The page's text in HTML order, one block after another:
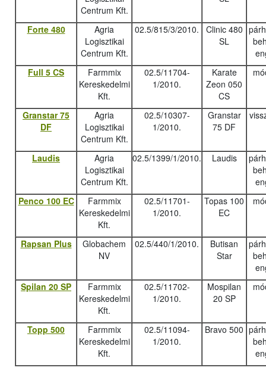
Centrum Kft.
Forte 480
Agria
Logisztikai
Centrum Kft.
02.5/815/3/2010.
Clinic 480
SL
Full 5 CS
Farmmix
Kereskedelmi
Kft.
02.5/11704-
1/2010.
Karate
Zeon 050
CS
Granstar 75
DF
Agria
Logisztikai
Centrum Kft.
02.5/10307-
1/2010.
Granstar
75 DF
Laudis
Agria
Logisztikai
Centrum Kft.
02.5/1399/1/2010. Laudis
Penco 100 EC
Farmmix
Kereskedelmi
Kft.
02.5/11701-
1/2010.
Topas 100
EC
Rapsan Plus
Globachem
NV
02.5/440/1/2010.
Butisan
Star
Spilan 20 SP
Farmmix
Kereskedelmi
Kft.
02.5/11702-
1/2010.
Mospilan
20 SP
Topp 500
Farmmix
Kereskedelmi
Kft.
02.5/11094-
1/2010.
Bravo 500